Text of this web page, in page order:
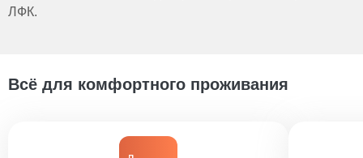
ЛФК.
Всё для комфортного проживания